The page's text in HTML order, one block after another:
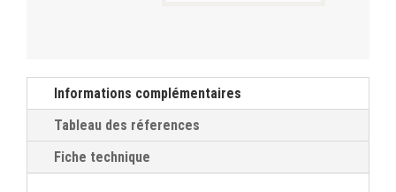
Informations complémentaires
Tableau des réferences
Fiche technique